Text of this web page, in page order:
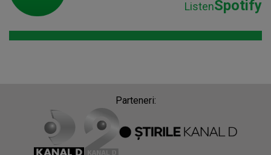
ListenSpotify
Parteneri: